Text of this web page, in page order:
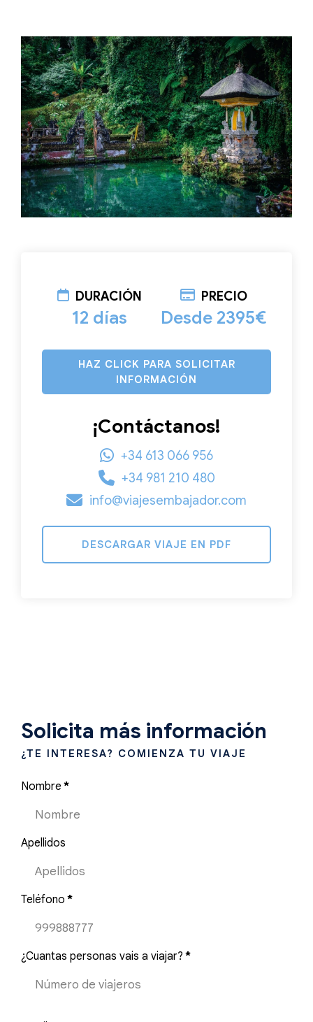
DURACIÓN
12 días
PRECIO
Desde 2395€
HAZ CLICK PARA SOLICITAR
INFORMACIÓN
¡Contáctanos!
+34 613 066 956
+34 981 210 480
info@viajesembajador.com
DESCARGAR VIAJE EN PDF
Solicita más información
¿TE INTERESA? COMIENZA TU VIAJE
Nombre *
Apellidos
Teléfono *
¿Cuantas personas vais a viajar? *